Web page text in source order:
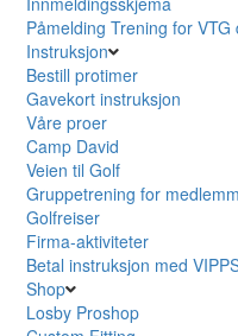
Påmelding Trening for VTG
Instruksjon
Bestill protimer
Gavekort instruksjon
Våre proer
Camp David
Veien til Golf
Gruppetrening for
Golfreiser
Firma-aktiviteter
Betal instruksjon med
Shop
Losby Proshop